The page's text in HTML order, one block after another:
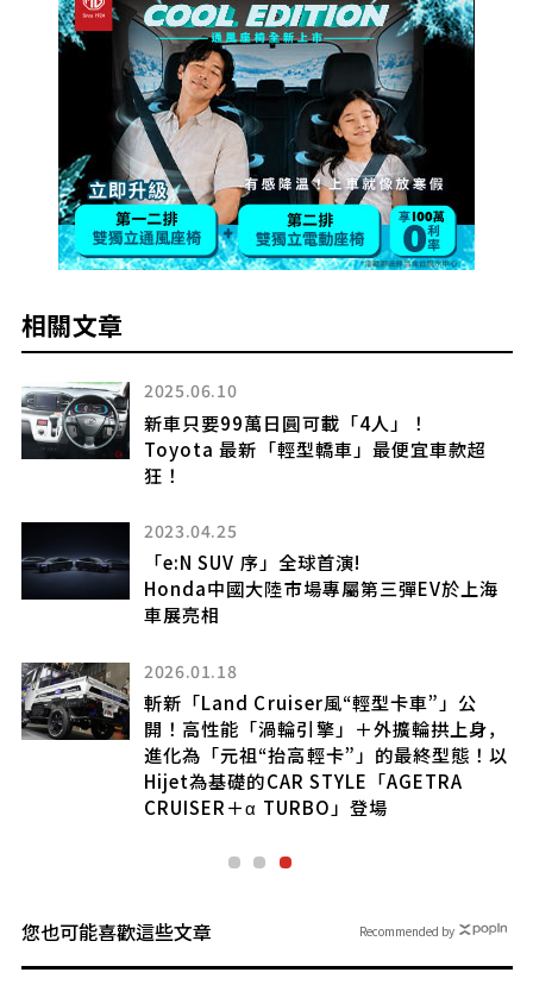
相關文章
海
身，
2026.01.24
「想倒車停車，希望警察來指揮」也有人
案!? 警察廳公開「令人震驚」的110報案
容！ 輕微事故也可以打110嗎？ 正確的
2025.08.21
【一手試駕】進階上乘
Mazda CX-60 25S AWD Exclusive
2025.09.05
「我絕對不會原諒！」NEXCO 採取強硬態
度！ 徹底排除 ETC 收費閘門「強行闖入」
＆「逃費」的“超惡質使用者”！對違規者
實施「收取 3 倍通行費 × 高額罰款」的懲
罰？
您也可能喜歡這些文章 Recommended by